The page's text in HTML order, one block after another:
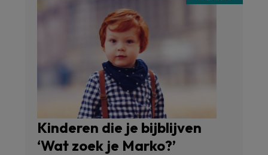
Kinderen die je bijblijven
‘Wat zoek je Marko?’